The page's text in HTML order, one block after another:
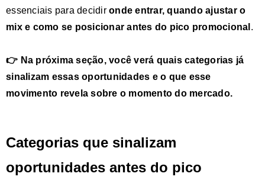
essenciais para decidironde entrar, quando ajustar o
mix e como se posicionar antes do pico promocional .
👉 Na próxima seção, você verá quais categorias já
sinalizam essas oportunidades e o que esse
movimento revela sobre o momento do mercado.
Categorias que sinalizam
oportunidades antes do pico